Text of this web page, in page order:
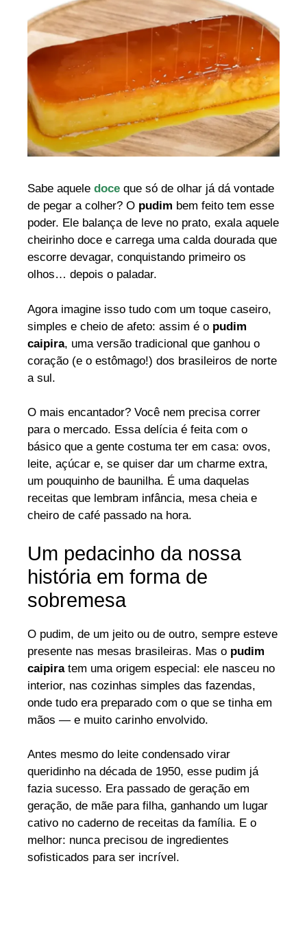
Sabe aquele doce que só de olhar já dá vontade
de pegar a colher? O pudim bem feito tem esse
poder. Ele balança de leve no prato, exala aquele
cheirinho doce e carrega uma calda dourada que
escorre devagar, conquistando primeiro os
olhos… depois o paladar.
Agora imagine isso tudo com um toque caseiro,
simples e cheio de afeto: assim é o pudim
caipira, uma versão tradicional que ganhou o
coração (e o estômago!) dos brasileiros de norte
a sul.
O mais encantador? Você nem precisa correr
para o mercado. Essa delícia é feita com o
básico que a gente costuma ter em casa: ovos,
leite, açúcar e, se quiser dar um charme extra,
um pouquinho de baunilha. É uma daquelas
receitas que lembram infância, mesa cheia e
cheiro de café passado na hora.
Um pedacinho da nossa
história em forma de
sobremesa
O pudim, de um jeito ou de outro, sempre esteve
presente nas mesas brasileiras. Mas o pudim
caipiratem uma origem especial: ele nasceu no
interior, nas cozinhas simples das fazendas,
onde tudo era preparado com o que se tinha em
mãos — e muito carinho envolvido.
Antes mesmo do leite condensado virar
queridinho na década de 1950, esse pudim já
fazia sucesso. Era passado de geração em
geração, de mãe para filha, ganhando um lugar
cativo no caderno de receitas da família. E o
melhor: nunca precisou de ingredientes
sofisticados para ser incrível.